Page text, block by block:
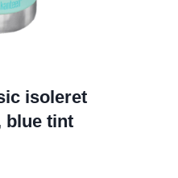
isoleret
blue tint